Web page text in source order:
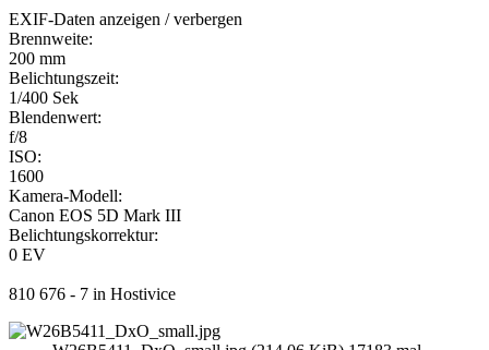
EXIF-Daten anzeigen / verbergen
Brennweite:
200 mm
Belichtungszeit:
1/400 Sek
Blendenwert:
f/8
ISO:
1600
Kamera-Modell:
Canon EOS 5D Mark III
Belichtungskorrektur:
0 EV
810 676 - 7 in Hostivice